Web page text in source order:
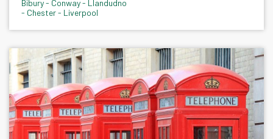
Bibury - Conway - Llandudno
- Chester - Liverpool